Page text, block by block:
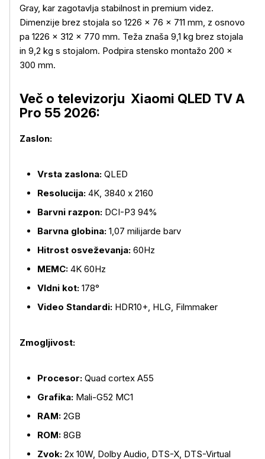
Več o izdelku
Gray, kar zagotavlja stabilnost in premium videz.
Dimenzije brez stojala so 1226 × 76 × 711 mm, z osnovo
pa 1226 × 312 × 770 mm. Teža znaša 9,1 kg brez stojala
in 9,2 kg s stojalom. Podpira stensko montažo 200 ×
300 mm.
Več o televizorju Xiaomi QLED TV A
Pro 55 2026:
Zaslon:
Vrsta zaslona: QLED
Resolucija: 4K, 3840 x 2160
Barvni razpon: DCI-P3 94%
Barvna globina: 1,07 milijarde barv
Hitrost osveževanja: 60Hz
MEMC: 4K 60Hz
VIdni kot: 178°
Video Standardi: HDR10+, HLG, Filmmaker
Zmogljivost:
Procesor: Quad cortex A55
Grafika: Mali-G52 MC1
RAM: 2GB
ROM: 8GB
Zvok: 2x 10W, Dolby Audio, DTS-X, DTS-Virtual